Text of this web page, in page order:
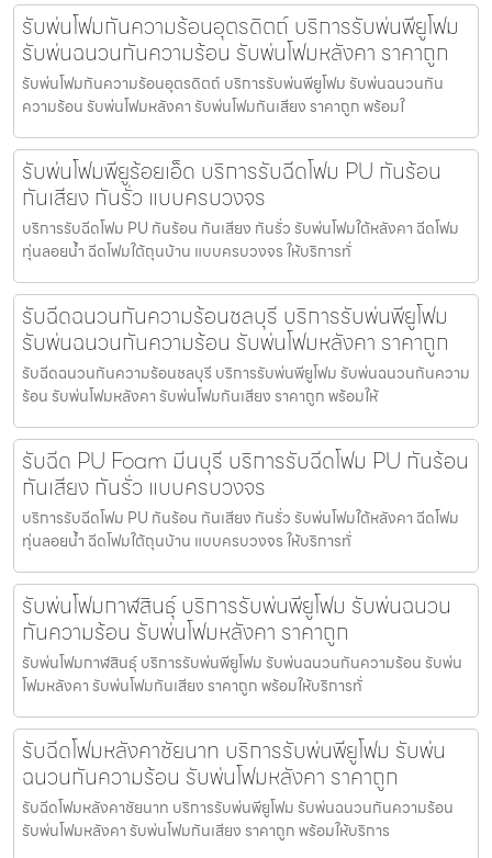
รับพ่นโฟมกันความร้อนอุตรดิตถ์ บริการรับพ่นพียูโฟม
รับพ่นฉนวนกันความร้อน รับพ่นโฟมหลังคา ราคาถูก
รับพ่นโฟมกันความร้อนอุตรดิตถ์ บริการรับพ่นพียูโฟม รับพ่นฉนวนกัน
ความร้อน รับพ่นโฟมหลังคา รับพ่นโฟมกันเสียง ราคาถูก พร้อมใ
รับพ่นโฟมพียูร้อยเอ็ด บริการรับฉีดโฟม PU กันร้อน
กันเสียง กันรั่ว แบบครบวงจร
บริการรับฉีดโฟม PU กันร้อน กันเสียง กันรั่ว รับพ่นโฟมใต้หลังคา ฉีดโฟม
ทุ่นลอยน้ำ ฉีดโฟมใต้ถุนบ้าน แบบครบวงจร ให้บริการทั่
รับฉีดฉนวนกันความร้อนชลบุรี บริการรับพ่นพียูโฟม
รับพ่นฉนวนกันความร้อน รับพ่นโฟมหลังคา ราคาถูก
รับฉีดฉนวนกันความร้อนชลบุรี บริการรับพ่นพียูโฟม รับพ่นฉนวนกันความ
ร้อน รับพ่นโฟมหลังคา รับพ่นโฟมกันเสียง ราคาถูก พร้อมให้
รับฉีด PU Foam มีนบุรี บริการรับฉีดโฟม PU กันร้อน
กันเสียง กันรั่ว แบบครบวงจร
บริการรับฉีดโฟม PU กันร้อน กันเสียง กันรั่ว รับพ่นโฟมใต้หลังคา ฉีดโฟม
ทุ่นลอยน้ำ ฉีดโฟมใต้ถุนบ้าน แบบครบวงจร ให้บริการทั่
รับพ่นโฟมกาฬสินธุ์ บริการรับพ่นพียูโฟม รับพ่นฉนวน
กันความร้อน รับพ่นโฟมหลังคา ราคาถูก
รับพ่นโฟมกาฬสินธุ์ บริการรับพ่นพียูโฟม รับพ่นฉนวนกันความร้อน รับพ่น
โฟมหลังคา รับพ่นโฟมกันเสียง ราคาถูก พร้อมให้บริการทั่
รับฉีดโฟมหลังคาชัยนาท บริการรับพ่นพียูโฟม รับพ่น
ฉนวนกันความร้อน รับพ่นโฟมหลังคา ราคาถูก
รับฉีดโฟมหลังคาชัยนาท บริการรับพ่นพียูโฟม รับพ่นฉนวนกันความร้อน
รับพ่นโฟมหลังคา รับพ่นโฟมกันเสียง ราคาถูก พร้อมให้บริการ